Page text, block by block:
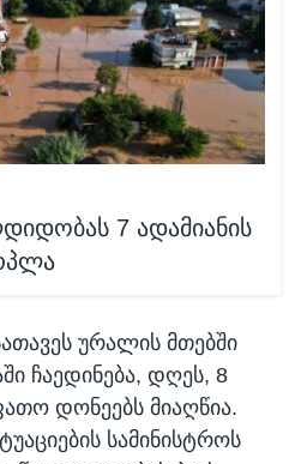
7 ადამიანის
ურალის მთებში
ჩაედინება, დღეს, 8
დონეებს მიაღწია.
სამინისტროს